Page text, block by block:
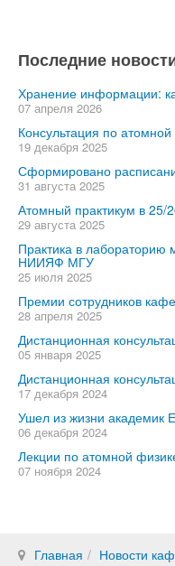
Последние
Хранение информации:
07 апреля 2026
Консультация по
19 декабря 2025
Сформировано
31 августа 2025
Атомный практикум в 25/
29 августа 2025
Практика в лабораторию
НИИЯФ МГУ
25 июля 2025
Премии сотрудников
28 апреля 2025
Дистанционная
05 января 2025
Дистанционная
17 декабря 2024
Ушел из жизни академик
06 декабря 2024
Лекции по атомной
07 ноября 2024
Главная
Новости